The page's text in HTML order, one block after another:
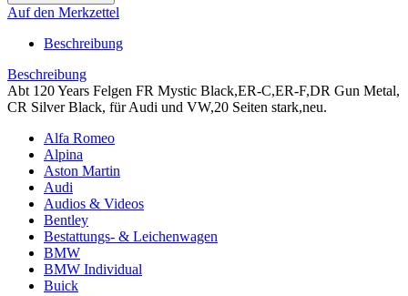
Auf den Merkzettel
Beschreibung
Beschreibung
Abt 120 Years Felgen FR Mystic Black,ER-C,ER-F,DR Gun Metal,
CR Silver Black, für Audi und VW,20 Seiten stark,neu.
Alfa Romeo
Alpina
Aston Martin
Audi
Audios & Videos
Bentley
Bestattungs- & Leichenwagen
BMW
BMW Individual
Buick